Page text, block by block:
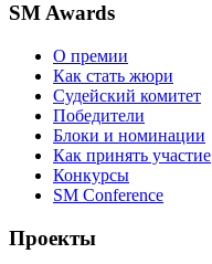
SM Awards
О премии
Как стать жюри
Судейский комитет
Победители
Блоки и номинации
Как принять участие
Конкурсы
SM Conference
Проекты